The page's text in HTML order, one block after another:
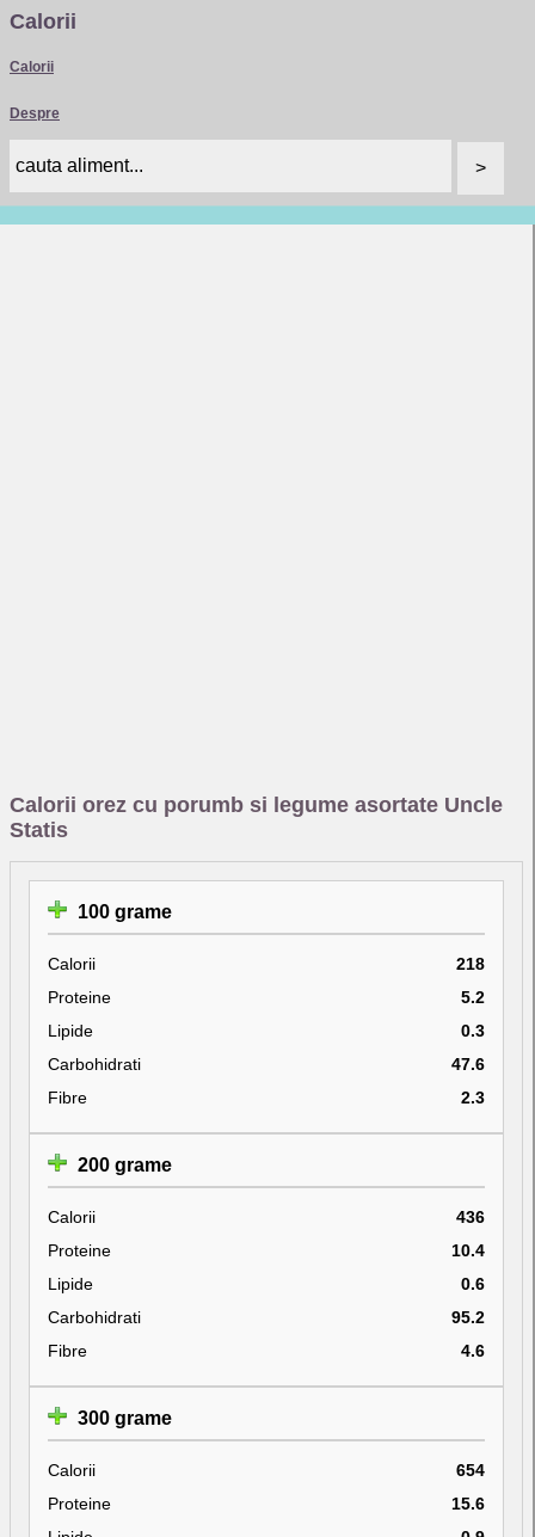
Calorii
Calorii
Despre
Calorii orez cu porumb si legume asortate Uncle
Statis
100 grame
Calorii
218
Proteine
5.2
Lipide
0.3
Carbohidrati
47.6
Fibre
2.3
200 grame
Calorii
436
Proteine
10.4
Lipide
0.6
Carbohidrati
95.2
Fibre
4.6
300 grame
Calorii
654
Proteine
15.6